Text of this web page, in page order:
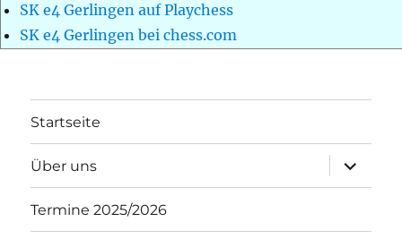
SK e4 Gerlingen auf Playchess
SK e4 Gerlingen bei chess.com
Startseite
Über uns
öffnen
Termine 2025/2026